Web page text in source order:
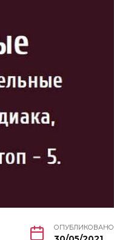
ОПУБЛИКОВАНО